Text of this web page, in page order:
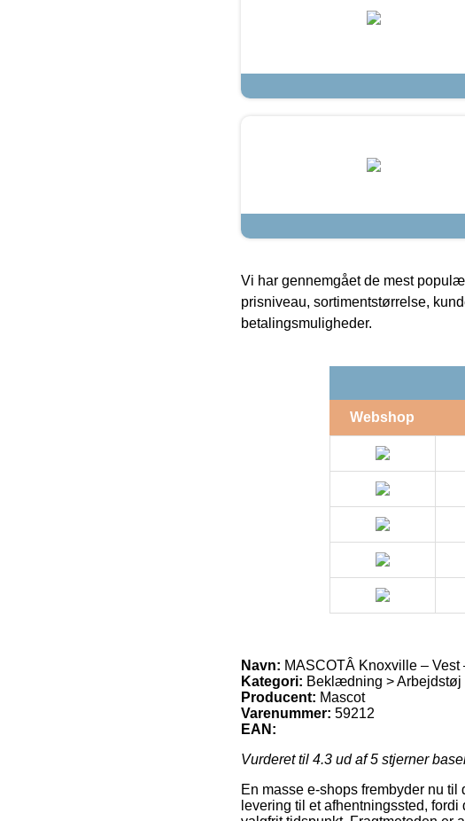
Vi har gennemgået de mest
prisniveau, sortimentstørrelse,
betalingsmuligheder.
Webshop
Navn: MASCOTÂ Knoxville – Vest
Kategori: Beklædning > Arbejdstøj
Producent: Mascot
Varenummer: 59212
EAN:
Vurderet til 4.3 ud af 5 stjerner
En masse e-shops frembyder nu
levering til et afhentningssted,